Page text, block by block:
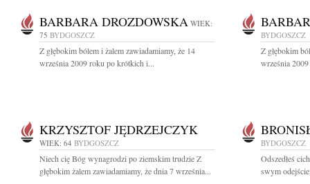
BARBARA DROZDOWSKA WIEK:
75 BYDGOSZCZ
Z głębokim bólem i żalem zawiadamiamy, że 14
września 2009 roku po krótkich i...
BYDGOSZCZ
Z głębokim
września
KRZYSZTOF JĘDRZEJCZYK
WIEK: 64 BYDGOSZCZ
Niech cię Bóg wynagrodzi po ziemskim trudzie Z
głębokim żalem zawiadamiamy, że dnia 7 września...
BYDGOSZCZ
Odszedłeś
swym